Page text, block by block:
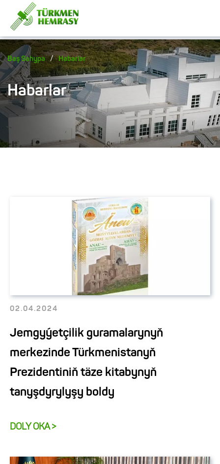
Baş Sahypa / Habarlar
Habarlar
02.04.2024
Jemgyýetçilik guramalarynyň
merkezinde Türkmenistanyň
Prezidentiniň täze kitabynyň
tanyşdyrylyşy boldy
DOLY OKA >